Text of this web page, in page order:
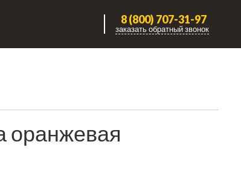
8 (800) 707-31-97
заказать обратный звонок
оранжевая